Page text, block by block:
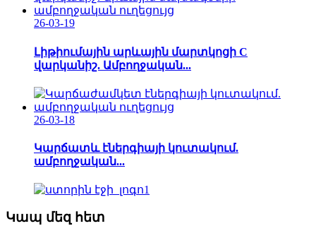
26-03-19
Լիթիումային արևային մարտկոցի C
վարկանիշ. Ամբողջական...
26-03-18
Կարճատև էներգիայի կուտակում.
ամբողջական...
Կապ մեզ հետ